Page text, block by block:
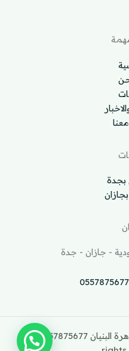
بجدة
- جازان - جدة
Copyright © 2026 شركة جوهرة البنيان 0557875677 All